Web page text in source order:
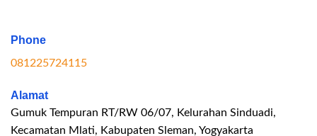
Phone
081225724115
Alamat
Gumuk Tempuran RT/RW 06/07, Kelurahan Sinduadi,
Kecamatan Mlati, Kabupaten Sleman, Yogyakarta